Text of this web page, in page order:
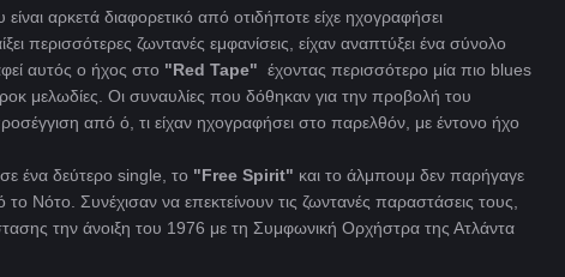
είναι αρκετά διαφορετικό από οτιδήποτε είχε ηχογραφήσει
περισσότερες ζωντανές εμφανίσεις, είχαν αναπτύξει ένα σύνολο
αυτός ο ήχος στο "Red Tape" έχοντας περισσότερο μία πιο blues
μελωδίες. Οι συναυλίες που δόθηκαν για την προβολή του
από ό, τι είχαν ηχογραφήσει στο παρελθόν, με έντονο ήχο
ένα δεύτερο single, το "Free Spirit" και το άλμπουμ δεν παρήγαγε
Νότο. Συνέχισαν να επεκτείνουν τις ζωντανές παραστάσεις τους,
την άνοιξη του 1976 με τη Συμφωνική Ορχήστρα της Ατλάντα